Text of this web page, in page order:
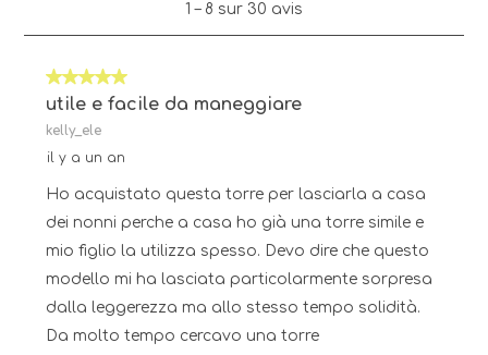
8
avis.
1 – 8 sur 30 avis
5 sur 5 étoiles.
utile e facile da maneggiare
kelly_ele
il y a un an
Ho acquistato questa torre per lasciarla a casa
dei nonni perche a casa ho già una torre simile e
mio figlio la utilizza spesso. Devo dire che questo
modello mi ha lasciata particolarmente sorpresa
dalla leggerezza ma allo stesso tempo solidità.
Da molto tempo cercavo una torre